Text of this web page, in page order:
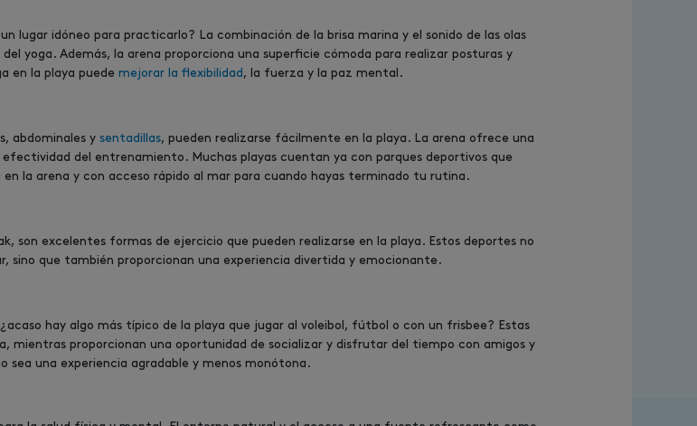
lugar idóneo para practicarlo? La combinación de la brisa marina y el sonido de las olas
yoga. Además, la arena proporciona una superficie cómoda para realizar posturas y
en la playa puede mejorar la flexibilidad , la fuerza y la paz mental.
abdominales y sentadillas, pueden realizarse fácilmente en la playa. La arena ofrece una
del entrenamiento. Muchas playas cuentan ya con parques deportivos que
en la arena y con acceso rápido al mar para cuando hayas terminado tu rutina.
son excelentes formas de ejercicio que pueden realizarse en la playa. Estos deportes no
sino que también proporcionan una experiencia divertida y emocionante.
hay algo más típico de la playa que jugar al voleibol, fútbol o con un frisbee? Estas
mientras proporcionan una oportunidad de socializar y disfrutar del tiempo con amigos y
sea una experiencia agradable y menos monótona.